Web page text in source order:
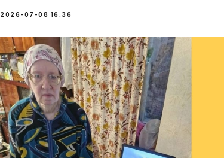
2026-07-08 16:36